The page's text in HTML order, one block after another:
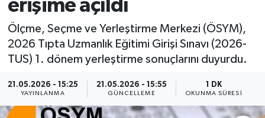
erişime açıldı
Ölçme, Seçme ve Yerleştirme Merkezi (ÖSYM),
2026 Tıpta Uzmanlık Eğitimi Girişi Sınavı (2026-
TUS) 1. dönem yerleştirme sonuçlarını duyurdu.
21.05.2026 - 15:25
YAYINLANMA
21.05.2026 - 15:55
GÜNCELLEME
1 DK
OKUNMA SÜRESI
Resmi İlanlar
Sağlık
Si̇yaset
Spor
Tüm Manşetler
Son Dakika Haberleri
Haber Arşivi